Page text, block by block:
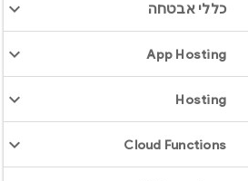
כללי אבטחה
App Hosting
Hosting
Cloud Functions